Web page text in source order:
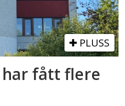
PLUSS
har fått flere